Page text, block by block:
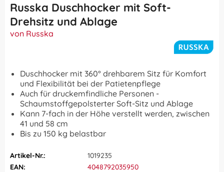
Russka Duschhocker mit Soft-
Drehsitz und Ablage
von Russka
Duschhocker mit 360° drehbarem Sitz für Komfort
und Flexibilität bei der Patietenpflege
Auch für druckemfindliche Personen -
Schaumstoffgepolsterter Soft-Sitz und Ablage
Kann 7-fach in der Höhe verstellt werden, zwischen
41 und 58 cm
Bis zu 150 kg belastbar
Artikel-Nr.:
1019235
EAN:
4048792035950